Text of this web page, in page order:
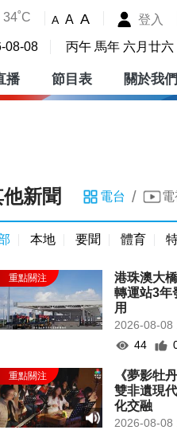
34˚C A A A 登入
08-08 丙午 馬年 六月廿六
播 節目表 關於我們
新聞 電台 / 電
本地 要聞 體育
港珠澳大
轉運站3年
用
2026-08-08
44
《夢影牡
雙非遺現
化交融
2026-08-08